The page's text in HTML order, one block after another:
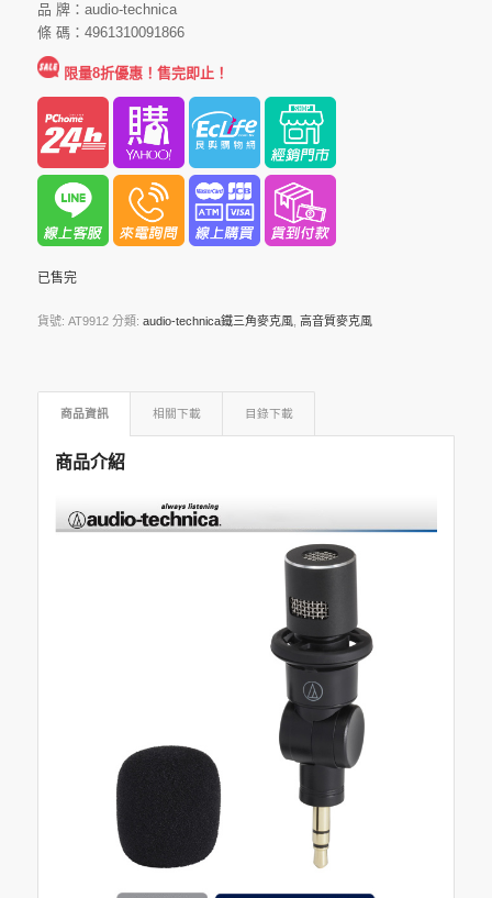
品 牌：audio-technica
條 碼：4961310091866
限量8折優惠！售完即止！
已售完
貨號: AT9912 分類: audio-technica鐵三角麥克風, 高音質麥克風
商品資訊 相關下載 目錄下載
商品介紹